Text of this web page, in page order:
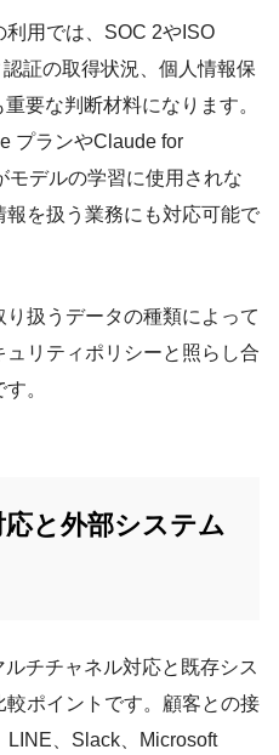
用では、SOC 2やISO
証の取得状況、個人情報保
要な判断材料になります。
プランやClaude for
モデルの学習に使用されな
を扱う業務にも対応可能で
扱うデータの種類によって
リティポリシーと照らし合
。
と外部システム
チチャネル対応と既存シス
ポイントです。顧客との接
LINE、Slack、Microsoft